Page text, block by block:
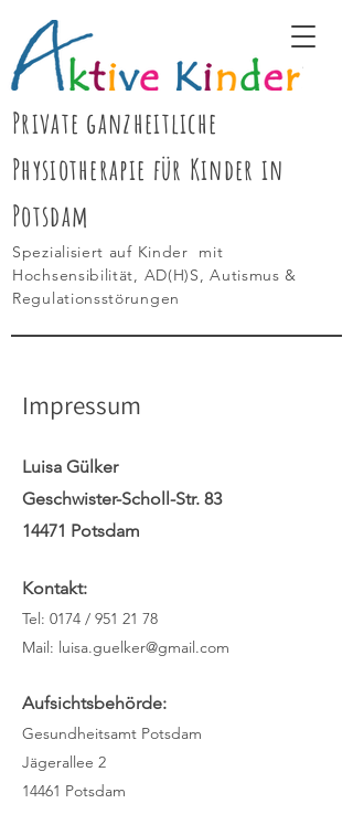
Private ganzheitliche
Physiotherapie für Kinder in
Potsdam
Spezialisiert auf Kinder mit
Hochsensibilität, AD(H)S, Autismus &
Regulationsstörungen
Impressum
Luisa Gülker
Geschwister-Scholl-Str. 83
14471 Potsdam
Kontakt:
Tel: 0174 / 951 21 78
Mail: luisa.guelker@gmail.com
Aufsichtsbehörde:
Gesundheitsamt Potsdam
Jägerallee 2
14461 Potsdam